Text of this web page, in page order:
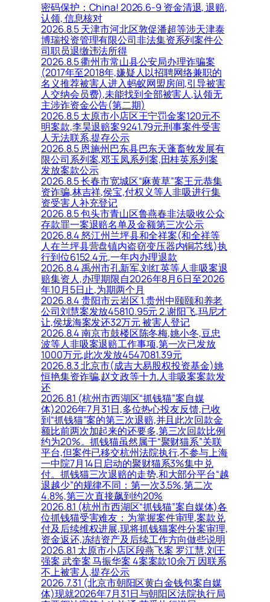
密码保护：China! 2026.6-9 资金清退, 退赔,
认领, 信息核对
2026.8.5 天津市河北区敦促潘超等涉天津泰
博瑞投资管理有限公司非法集资系列案件公
司职员退缴违法所得
2026.8.5 衢州市常山县公安局办理诈骗案
(2017年至2018年,嫌疑人以招聘网络兼职的
名义推荐被害人进入蚂蚁网盟房间,引导被害
人交纳会员费),未能找到全部被害人,认领无
主涉诈资金公告(第二期)
2026.8.5 太原市小店区王宁罚金案120元不
明案款,李昊退赔案9241.79元刑事案件受害
人无法联系,提存公示
2026.8.5 恩施州巴东县巴东天蓬畜牧发展有
限公司系列案,邓玉凤系列案,田桂英系列案
发放案款公示
2026.8.5 长春市宽城区“麻黄草”案王元恭集
资诈骗,林吉祥,侯宝,付权义等人非吸进行集
资受害人补充登记
2026.8.5 包头市青山区鲁燕春非法吸收公众
存款罪一案退赔名单及金额第三次公示
2026.8.4 怒江州兰坪县和全祥案(和全祥等
人在兰坪县营盘镇内盗窃变压器内铜芯线)执
行到位6152.4元,一年内办理退款
2026.8.4 禹州市孔新军,刘红英等人非吸案退
赔集资人,办理期限自2026年8月6日至2026
年10月5日止,为期两个月
2026.8.4 贵阳市云岩区 1.贵州中颐颐和养老
公司刘慧案发放45810.95元 2.谢阳飞,玛尼才
让,侯垅海案发还32万元 被害人登记
2026.8.4 南京市鼓楼区陈冬梅,姚小冬,豆忠
波等人非吸案退赔工作事项,第一次已发放
1000万元,此次发放4547081.39元
2026.8.3 北京市(成吉大易股权投资基金)姚
恒艳集资诈骗,赵文政等十九人非吸案案款发
还
2026.8.1 (杭州市西湖区“抓钱猫”案自媒
体)2026年7月31日,多位热心投友反馈,已收
到“抓钱猫”案的第三次退赔,并且此次回款金
额比前两次加起来的还要多,第三次回款比例
约为20%。抓钱猫虽然属于“聚财猫系”关联
平台,但案件已移交杭州法院执行,不参与上海
一中院7月14日启动的聚财猫系3%集中兑
付。抓钱猫三次退赔的走势,和大部分平台“越
退越少”的规律不同：第一次3.5%,第二次
4.8%,第三次直接飙到约20%
2026.8.1 (杭州市西湖区“抓钱猫”案自媒体)各
位抓钱猫受害难友：为掌握案件审理,案款兑
付及后续维权进展,现将抓钱猫案件分案审理,
资金返还,冻结资产及后续工作方向做些说明
2026.8.1 太原市小店区段燕飞案 罗江慧,刘王
强案 武奎案 马振华案 4案案款10余万 因联系
不上被害人,提存公示
2026.7.31 (北京市朝阳区黄白金钱包案自媒
体)现就2026年7月31日与朝阳区法院执行局